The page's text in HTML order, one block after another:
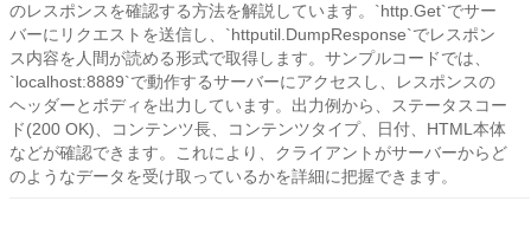
のレスポンスを確認する方法を解説しています。`http.Get`でサー
バーにリクエストを送信し、`httputil.DumpResponse`でレスポン
ス内容を人間が読める形式で取得します。サンプルコードでは、
`localhost:8889`で動作するサーバーにアクセスし、レスポンスの
ヘッダーとボディを出力しています。出力例から、ステータスコー
ド(200 OK)、コンテンツ長、コンテンツタイプ、日付、HTML本体
などが確認できます。これにより、クライアントがサーバーからど
のようなデータを受け取っているかを詳細に把握できます。